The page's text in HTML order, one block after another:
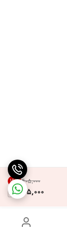
۴۰۵٬۰۰۰ 19%
325,000